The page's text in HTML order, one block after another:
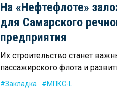
На «Нефтефлоте»
для Самарского
предприятия
Их строительство станет
пассажирского флота и
Закладка МПКС-L